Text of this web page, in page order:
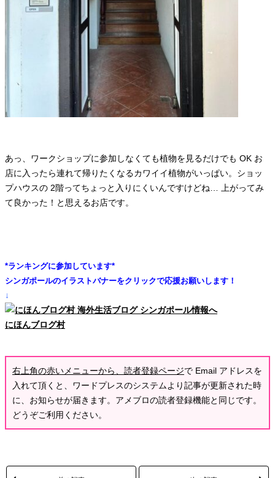
あっ、ワークショップに参加しなくても植物を見るだけでも OK お
店に入ったら連れて帰りたくなるカワイイ植物がいっぱい。ショッ
プハウスの 2階ってちょっと入りにくいんですけどね… 上がってみ
て良かった！と思えるお店です。
*ランキングに参加しています*
シンガポールのイラストバナーをクリックで応援お願いします！
↓
にほんブログ村
右上角の赤いメニューから、読者登録ページで Email アドレスを
入れて頂くと、ワードプレスのシステムより記事が更新された時
に、お知らせが届きます。アメブロの読者登録機能と同じです。
どうぞご利用ください。